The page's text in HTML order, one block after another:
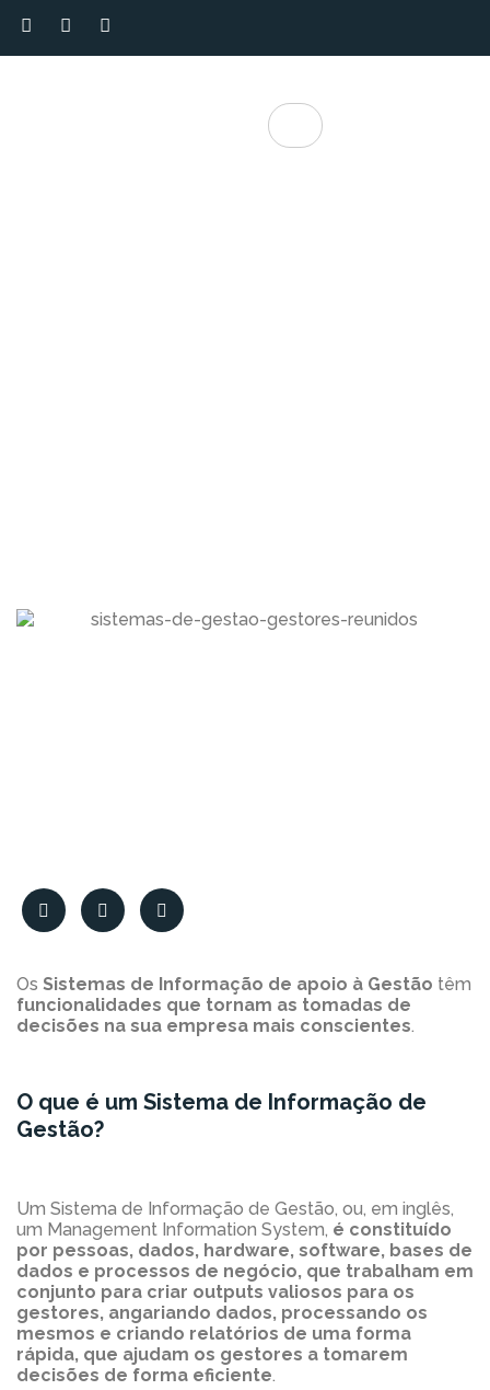
Os Sistemas de Informação de apoio à Gestão têm
funcionalidades que tornam as tomadas de
decisões na sua empresa mais conscientes.
O que é um Sistema de Informação de
Gestão?
Um Sistema de Informação de Gestão, ou, em inglês,
um Management Information System, é constituído
por pessoas, dados, hardware, software, bases de
dados e processos de negócio, que trabalham em
conjunto para criar outputs valiosos para os
gestores, angariando dados, processando os
mesmos e criando relatórios de uma forma
rápida, que ajudam os gestores a tomarem
decisões de forma eficiente.